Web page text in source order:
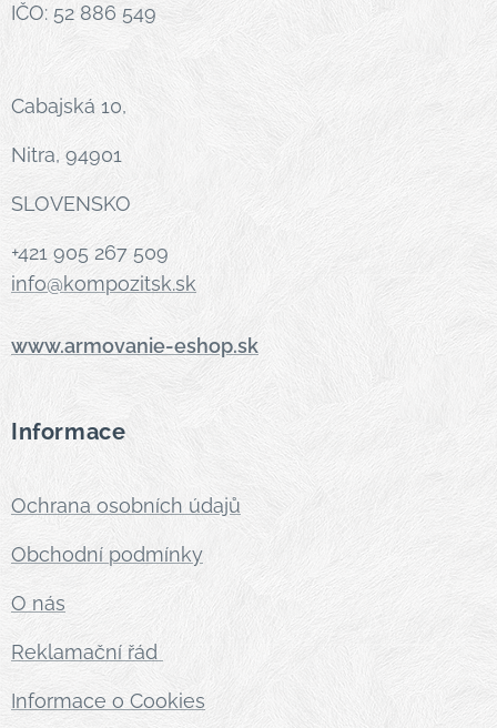
IČO: 52 886 549
Cabajská 10,
Nitra, 94901
SLOVENSKO
+421 905 267 509
info@kompozitsk.sk
www.armovanie-eshop.sk
Informace
Ochrana osobních údajů
Obchodní podmínky
O nás
Reklamační řád
Informace o Cookies